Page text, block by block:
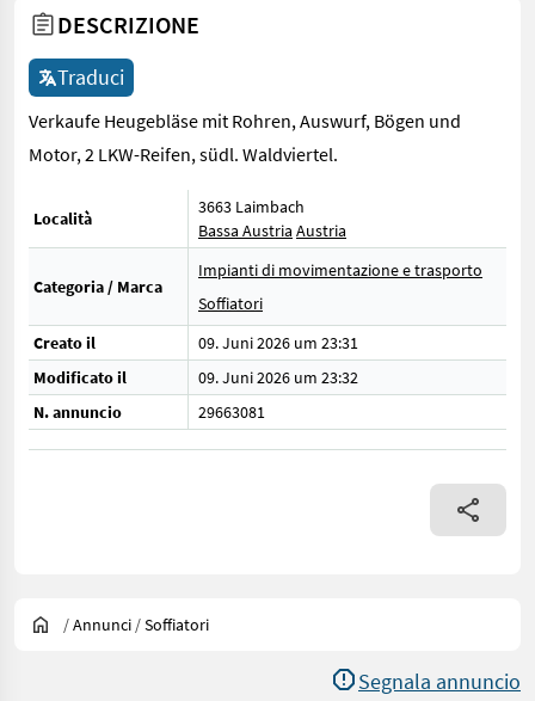
DESCRIZIONE
Traduci
Verkaufe Heugebläse mit Rohren, Auswurf, Bögen und
Motor, 2 LKW-Reifen, südl. Waldviertel.
Località
3663 Laimbach
Bassa Austria Austria
Categoria / Marca
Impianti di movimentazione e trasporto
Soffiatori
Creato il
09. Juni 2026 um 23:31
Modificato il
09. Juni 2026 um 23:32
N. annuncio
29663081
/Annunci /Soffiatori
Segnala annuncio